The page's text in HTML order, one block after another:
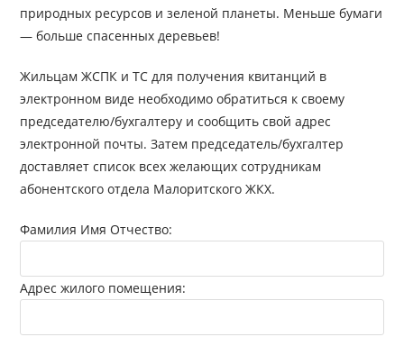
природных ресурсов и зеленой планеты. Меньше бумаги
— больше спасенных деревьев!
Жильцам ЖСПК и ТС для получения квитанций в
электронном виде необходимо обратиться к своему
председателю/бухгалтеру и сообщить свой адрес
электронной почты. Затем председатель/бухгалтер
доставляет список всех желающих сотрудникам
абонентского отдела Малоритского ЖКХ.
Фамилия Имя Отчество:
Адрес жилого помещения: